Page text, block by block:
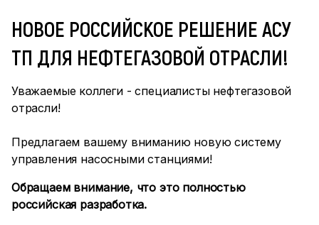
НОВОЕ РОССИЙСКОЕ РЕШЕНИЕ АСУ
ТП ДЛЯ НЕФТЕГАЗОВОЙ ОТРАСЛИ!
Уважаемые коллеги - специалисты нефтегазовой
отрасли!
Предлагаем вашему вниманию новую систему
управления насосными станциями!
Обращаем внимание, что это полностью
российская разработка.